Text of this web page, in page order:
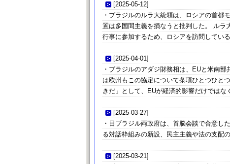
[2025-05-12]
・ブラジルのルラ大統領は、ロシアの首都
置は多国間主義を損なうと批判した。 ルラ
行事に参加するため、ロシアを訪問している
[2025-04-01]
・ブラジルのアダジ財務相は、EUと米南
は欧州もこの協定について条項ひとつひと
きだ」として、EUが経済的影響だけではな
[2025-03-27]
・日ブラジル両政府は、首脳会談で合意し
る対話枠組みの新設、民主主義や法の支配
[2025-03-21]